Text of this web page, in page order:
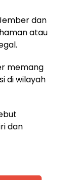
dan
atau
memang
di wilayah
dan